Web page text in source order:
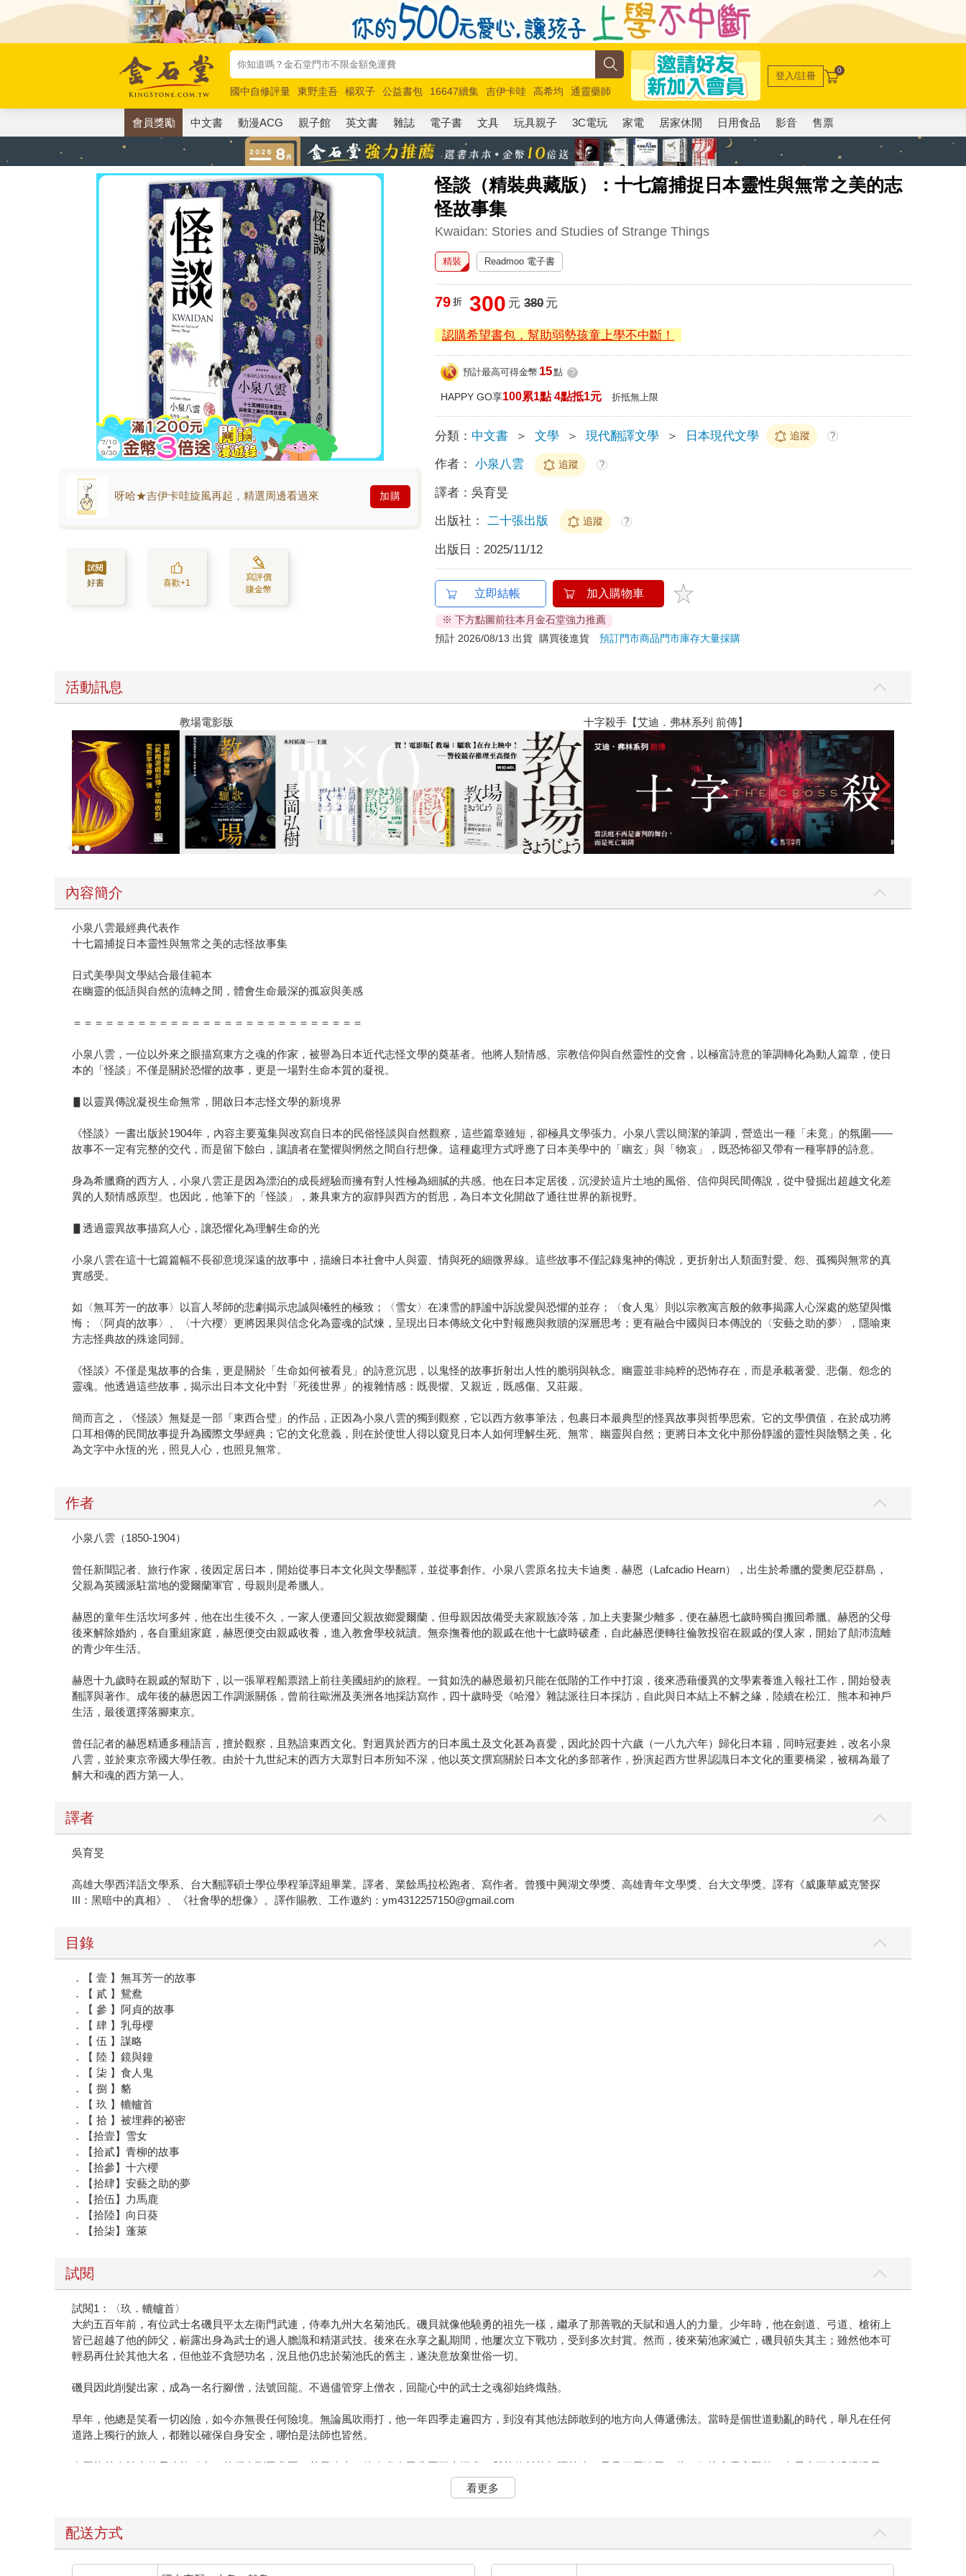
國中自修評量 東野圭吾 楊双子 公益書包 16647續集 吉伊卡哇 高希均
通靈藥師
唯紅花綻放
奧德賽 路邊攤新作 馬斯克 玩具總動員5 超慢跑
登入/註冊 0
會員獎勵 中文書 動漫ACG 親子館 英文書 雜誌 電子書 文具 玩具親子 3C電玩 家電 居家休閒 日用食品 影音 售票
怪談（精裝典藏版）：十七篇捕捉日本靈性與無常之美的志
怪故事集
Kwaidan: Stories and Studies of Strange Things
呀哈★吉伊卡哇旋風再起，精選周邊看過來 加購
好書 喜歡+1
寫評價
賺金幣
精裝 Readmoo 電子書
79 折 300 元 380元
認購希望書包，幫助弱勢孩童上學不中斷！
預計最高可得金幣 15點 ?
HAPPY GO享100累1點 4點抵1元 折抵無上限
分類： 中文書 ＞ 文學 ＞ 現代翻譯文學 ＞ 日本現代文學 追蹤 ?
作者： 小泉八雲 追蹤 ?
譯者：吳育旻
出版社： 二十張出版 追蹤 ?
出版日： 2025/11/12
立即結帳 加入購物車
※ 下方點圖前往本月金石堂強力推薦
預計 2026/08/13 出貨
購買後進貨預訂門市商品門市庫存大量採購
活動訊息
十字殺手【艾迪．弗林系列 前傳】
內容簡介
小泉八雲最經典代表作
十七篇捕捉日本靈性與無常之美的志怪故事集
日式美學與文學結合最佳範本
在幽靈的低語與自然的流轉之間，體會生命最深的孤寂與美感
＝＝＝＝＝＝＝＝＝＝＝＝＝＝＝＝＝＝＝＝＝＝＝＝＝＝＝
小泉八雲，一位以外來之眼描寫東方之魂的作家，被譽為日本近代志怪文學的奠基者。他將人類情感、宗教信仰與自然靈性的交會，以極富詩意的筆調轉化為動人篇章，使日
本的「怪談」不僅是關於恐懼的故事，更是一場對生命本質的凝視。
▋以靈異傳說凝視生命無常，開啟日本志怪文學的新境界
《怪談》一書出版於1904年，內容主要蒐集與改寫自日本的民俗怪談與自然觀察，這些篇章雖短，卻極具文學張力。小泉八雲以簡潔的筆調，營造出一種「未竟」的氛圍——
故事不一定有完整的交代，而是留下餘白，讓讀者在驚懼與惘然之間自行想像。這種處理方式呼應了日本美學中的「幽玄」與「物哀」，既恐怖卻又帶有一種寧靜的詩意。
身為希臘裔的西方人，小泉八雲正是因為漂泊的成長經驗而擁有對人性極為細膩的共感。他在日本定居後，沉浸於這片土地的風俗、信仰與民間傳說，從中發掘出超越文化差
異的人類情感原型。也因此，他筆下的「怪談」，兼具東方的寂靜與西方的哲思，為日本文化開啟了通往世界的新視野。
▋透過靈異故事描寫人心，讓恐懼化為理解生命的光
小泉八雲在這十七篇篇幅不長卻意境深遠的故事中，描繪日本社會中人與靈、情與死的細微界線。這些故事不僅記錄鬼神的傳說，更折射出人類面對愛、怨、孤獨與無常的真
實感受。
如〈無耳芳一的故事〉以盲人琴師的悲劇揭示忠誠與犧牲的極致；〈雪女〉在凍雪的靜謐中訴說愛與恐懼的並存；〈食人鬼〉則以宗教寓言般的敘事揭露人心深處的慾望與懺
悔；〈阿貞的故事〉、〈十六櫻〉更將因果與信念化為靈魂的試煉，呈現出日本傳統文化中對報應與救贖的深層思考；更有融合中國與日本傳說的〈安藝之助的夢〉，隱喻東
方志怪典故的殊途同歸。
《怪談》不僅是鬼故事的合集，更是關於「生命如何被看見」的詩意沉思，以鬼怪的故事折射出人性的脆弱與執念。幽靈並非純粹的恐怖存在，而是承載著愛、悲傷、怨念的
靈魂。他透過這些故事，揭示出日本文化中對「死後世界」的複雜情感：既畏懼、又親近，既感傷、又莊嚴。
簡而言之，《怪談》無疑是一部「東西合璧」的作品，正因為小泉八雲的獨到觀察，它以西方敘事筆法，包裹日本最典型的怪異故事與哲學思索。它的文學價值，在於成功將
口耳相傳的民間故事提升為國際文學經典；它的文化意義，則在於使世人得以窺見日本人如何理解生死、無常、幽靈與自然；更將日本文化中那份靜謐的靈性與陰翳之美，化
為文字中永恆的光，照見人心，也照見無常。
作者
小泉八雲（1850-1904）
曾任新聞記者、旅行作家，後因定居日本，開始從事日本文化與文學翻譯，並從事創作。小泉八雲原名拉夫卡迪奧．赫恩（Lafcadio Hearn），出生於希臘的愛奧尼亞群島，
父親為英國派駐當地的愛爾蘭軍官，母親則是希臘人。
赫恩的童年生活坎坷多舛，他在出生後不久，一家人便遷回父親故鄉愛爾蘭，但母親因故備受夫家親族冷落，加上夫妻聚少離多，便在赫恩七歲時獨自搬回希臘。赫恩的父母
後來解除婚約，各自重組家庭，赫恩便交由親戚收養，進入教會學校就讀。無奈撫養他的親戚在他十七歲時破產，自此赫恩便轉往倫敦投宿在親戚的僕人家，開始了顛沛流離
的青少年生活。
赫恩十九歲時在親戚的幫助下，以一張單程船票踏上前往美國紐約的旅程。一貧如洗的赫恩最初只能在低階的工作中打滾，後來憑藉優異的文學素養進入報社工作，開始發表
翻譯與著作。成年後的赫恩因工作調派關係，曾前往歐洲及美洲各地採訪寫作，四十歲時受《哈潑》雜誌派往日本採訪，自此與日本結上不解之緣，陸續在松江、熊本和神戶
生活，最後選擇落腳東京。
曾任記者的赫恩精通多種語言，擅於觀察，且熟諳東西文化。對迥異於西方的日本風土及文化甚為喜愛，因此於四十六歲（一八九六年）歸化日本籍，同時冠妻姓，改名小泉
八雲，並於東京帝國大學任教。由於十九世紀末的西方大眾對日本所知不深，他以英文撰寫關於日本文化的多部著作，扮演起西方世界認識日本文化的重要橋梁，被稱為最了
解大和魂的西方第一人。
譯者
吳育旻
高雄大學西洋語文學系、台大翻譯碩士學位學程筆譯組畢業。譯者、業餘馬拉松跑者、寫作者。曾獲中興湖文學獎、高雄青年文學獎、台大文學獎。譯有《威廉華威克警探
III：黑暗中的真相》、《社會學的想像》。譯作賜教、工作邀約：ym4312257150@gmail.com
目錄
．【 壹 】無耳芳一的故事
．【 貳 】鴛鴦
．【 參 】阿貞的故事
．【 肆 】乳母櫻
．【 伍 】謀略
．【 陸 】鏡與鐘
．【 柒 】食人鬼
．【 捌 】貉
．【 玖 】轆轤首
．【 拾 】被埋葬的祕密
．【拾壹】雪女
．【拾貳】青柳的故事
．【拾參】十六櫻
．【拾肆】安藝之助的夢
．【拾伍】力馬鹿
．【拾陸】向日葵
．【拾柒】蓬萊
試閱
試閱1：〈玖．轆轤首〉
大約五百年前，有位武士名磯貝平太左衛門武連，侍奉九州大名菊池氏。磯貝就像他驍勇的祖先一樣，繼承了那善戰的天賦和過人的力量。少年時，他在劍道、弓道、槍術上
皆已超越了他的師父，嶄露出身為武士的過人膽識和精湛武技。後來在永享之亂期間，他屢次立下戰功，受到多次封賞。然而，後來菊池家滅亡，磯貝頓失其主；雖然他本可
輕易再仕於其他大名，但他並不貪戀功名，況且他仍忠於菊池氏的舊主，遂決意放棄世俗一切。
磯貝因此削髮出家，成為一名行腳僧，法號回龍。不過儘管穿上僧衣，回龍心中的武士之魂卻始終熾熱。
早年，他總是笑看一切凶險，如今亦無畏任何險境。無論風吹雨打，他一年四季走遍四方，到沒有其他法師敢到的地方向人傳遞佛法。當時是個世道動亂的時代，舉凡在任何
道路上獨行的旅人，都難以確保自身安全，哪怕是法師也皆然。
在回龍首次踏上的長途旅程中，曾經去到甲斐國。某天晚上，他身處在甲斐國群山深處，與其他村莊相隔甚遠，只見四周漆黑一片，便決定露宿野外，在星空下度過漫漫長
夜。他在路邊找到一處合適的草地，躺下準備入睡。他向來不介意環境舒不舒適，當他找不著好地方時，哪怕是一塊光禿的石頭，對他來說也是可供睡覺的良床，而松樹的樹
根，則是他最好的枕頭。回龍的身體彷彿鐵做的一般，他甚至也不理會風霜雨雪的侵襲。
回龍才剛躺在地上，忽有一人朝他走來，手裡拿著斧頭、抱著一大綑劈好的木柴。這名樵夫停下腳步，看見回龍躺在地上，先是靜靜地對他打量半晌，才用驚訝的語調開口問
看更多
配送方式